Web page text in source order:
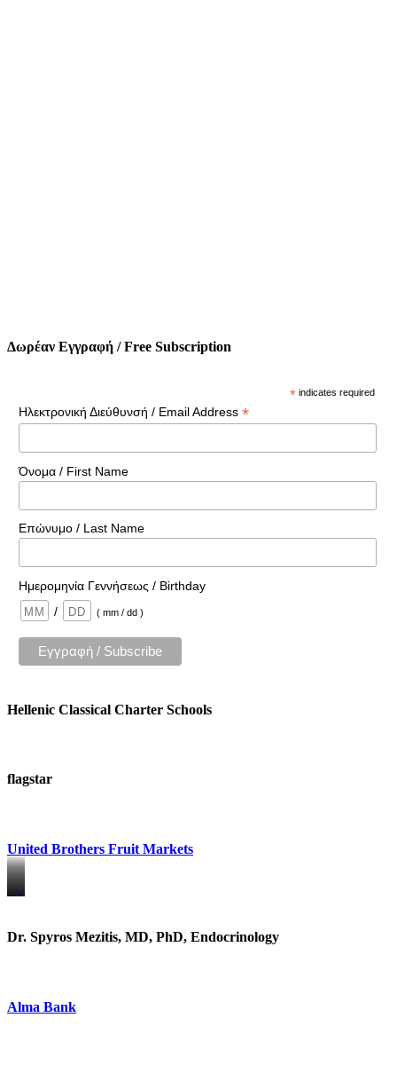
Δωρέαν Εγγραφή / Free Subscription
* indicates required
Ηλεκτρονική Διεύθυνσή / Email Address *
Όνομα / First Name
Επώνυμο / Last Name
Ημερομηνία Γεννήσεως / Birthday
/
( mm / dd )
Hellenic Classical Charter Schools
flagstar
United Brothers Fruit Markets
https://www.unitedbrothersfruitmarkets.com/
https://www.unitedbrothersfruitmarkets.com/
Dr. Spyros Mezitis, MD, PhD, Endocrinology
Alma Bank